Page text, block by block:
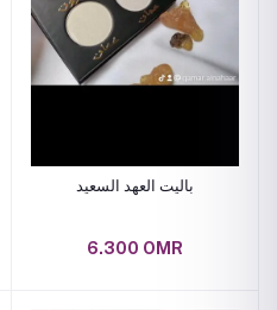
باليت العهد السعيد
6.300 OMR